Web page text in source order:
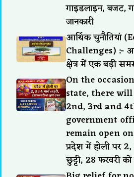
गाइडलाइन, बजट,
जानकारी
आर्थिक चुनौतियां
Challenges) :-
क्षेत्र में एक बड़ी
On the
state, there
2nd, 3rd and
government
remain open
प्रदेश में होली पर
छुट्टी, 28 फरवरी